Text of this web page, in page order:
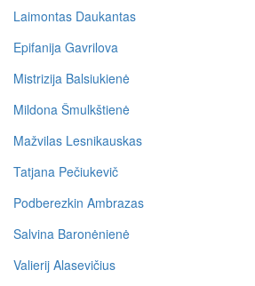
Laimontas Daukantas
Epifanija Gavrilova
Mistrizija Balsiukienė
Mildona Šmulkštienė
Mažvilas Lesnikauskas
Tatjana Pečiukevič
Podberezkin Ambrazas
Salvina Baronėnienė
Valierij Alasevičius